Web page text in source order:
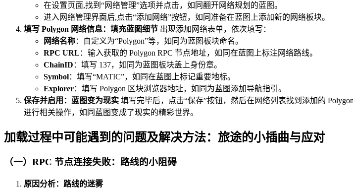
在设置页面,找到“网络管理”选项并点击，如同翻开网络规划的蓝图。
进入网络管理界面后,点击“添加网络”按钮，如同准备在蓝图上添加新的网络板块。
填写 Polygon 网络信息：填充蓝图细节 出现添加网络表单，依次填写：
网络名称：自定义为“Polygon”等，如同为蓝图板块命名。
RPC URL ：输入获取的 Polygon RPC 节点地址，如同在蓝图上标注网络路线。
ChainID ：填写 137，如同为蓝图板块盖上身份章。
Symbol：填写“MATIC”，如同在蓝图上标记重要地标。
Explorer：填写 Polygon 区块浏览器地址，如同为蓝图添加导航指引。
保存并启用：蓝图变为现实 填写完毕后，点击“保存”按钮，然后在网络列表找到添加的
进行相关操作，如同蓝图变成了现实的精彩世界。
加载过程中可能遇到的问题及解决方法：旅途的小插曲与应对
（一）RPC 节点连接失败：路线的小阻碍
原因分析：路线的迷雾